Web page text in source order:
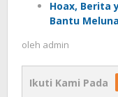
Hoax, Berita
Bantu
oleh admin
Ikuti Kami Pada